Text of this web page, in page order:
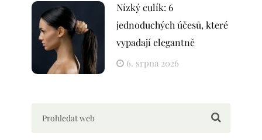
Nízký culík: 6
jednoduchých účesů, které
vypadají elegantně
6. srpna 2026